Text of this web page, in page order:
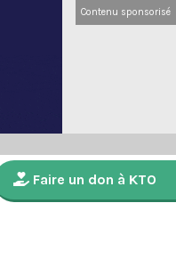
Contenu sponsorisé
Faire un don à KTO